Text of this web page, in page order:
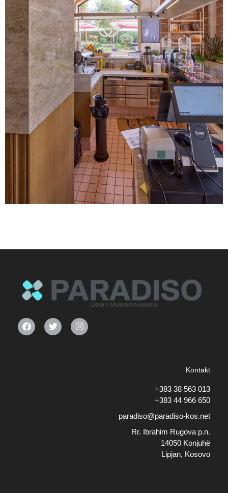
Kontakt
+383 38 563 013
+383 44 966 650
paradiso@paradiso-kos.net
Rr. Ibrahim Rugova p.n.
14050 Konjuhë
Lipjan, Kosovo